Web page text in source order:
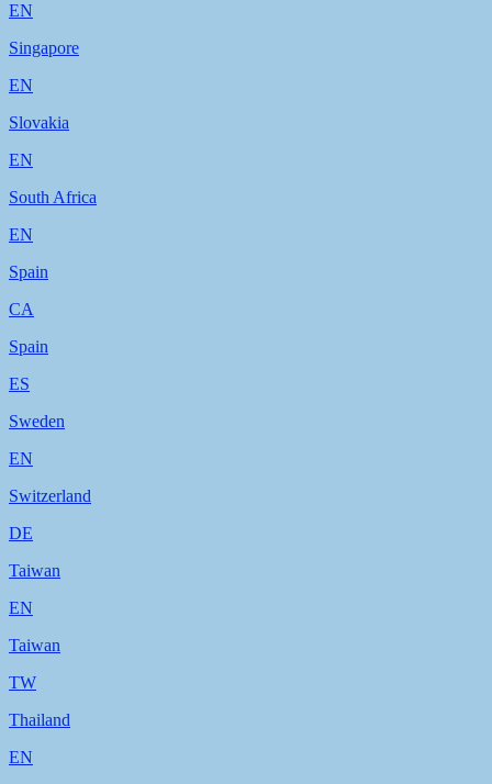
EN
Singapore
EN
Slovakia
EN
South Africa
EN
Spain
CA
Spain
ES
Sweden
EN
Switzerland
DE
Taiwan
EN
Taiwan
TW
Thailand
EN